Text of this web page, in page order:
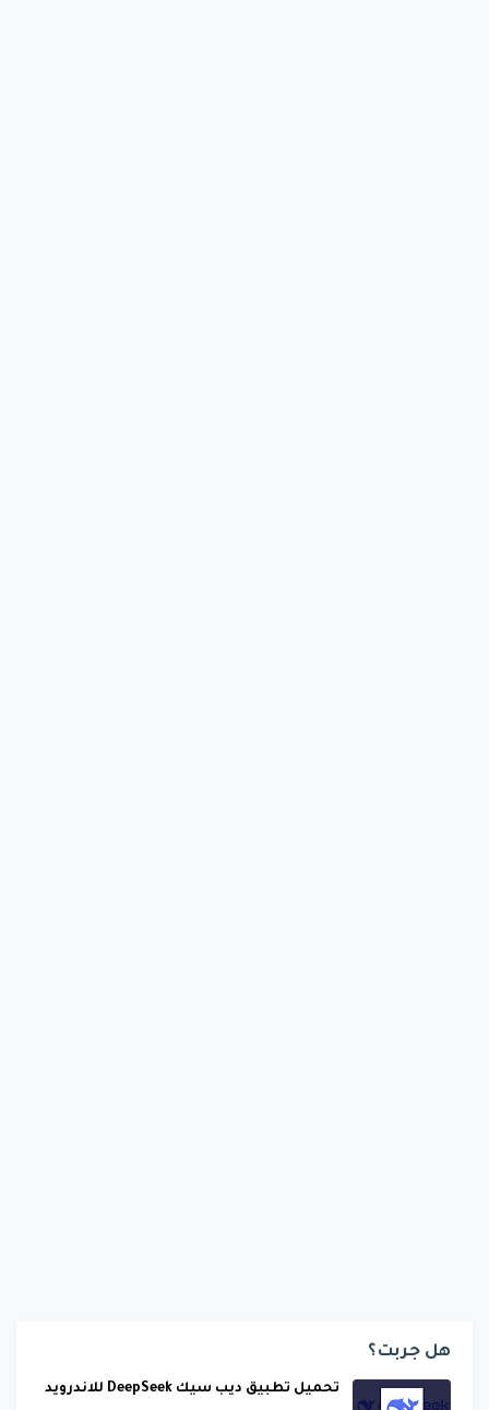
هل جربت؟
تحميل تطبيق ديب سيك DeepSeek للاندرويد